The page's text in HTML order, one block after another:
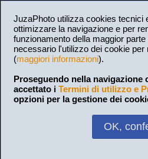
JuzaPhoto utilizza cookies tecnici
ottimizzare la navigazione e per
funzionamento della maggior
necessario l'utilizzo dei cookie per
(maggiori informazioni).
Proseguendo nella navigazione
accettato i Termini di utilizzo e
opzioni per la gestione dei
OK,